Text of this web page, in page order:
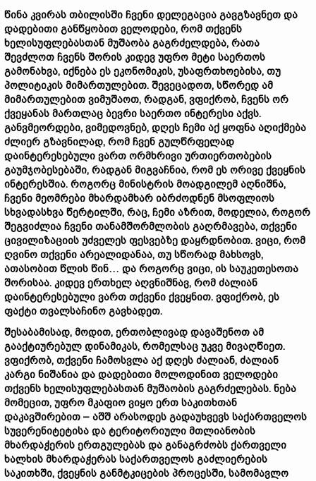
წინა კვირას თბილისში ჩვენი დელეგაცია გავგზავნეთ და
დადებითი განწყობით ველოდები, რომ თქვენს
ხელისუფლებასთან მუშაობა გაგრძელდება, რათა
შევძლოთ ჩვენს შორის კიდევ უფრო მეტი საერთოს
გამონახვა, იქნება ეს ეკონომიკის, უსაფრთხოებისა, თუ
პოლიტიკის მიმართულებით. შევეცადოთ, სწორედ ამ
მიმართულებით ვიმუშაოთ, რადგან, ვფიქრობ, ჩვენს ორ
ქვეყანას მართლაც ბევრი საერთო ინტერესი აქვს.
განვმეორდები, ვიმედოვნებ, დღეს ჩემი აქ ყოფნა აღიქმება
ძლიერ გზავნილად, რომ ჩვენ გულწრფელად
დაინტერესებული ვართ ორმხრივი ურთიერთობების
გაუმჯობესებაში, რადგან მიგვაჩნია, რომ ეს ორივე ქვეყნის
ინტერესშია. როგორც მინისტრის მოადგილემ აღნიშნა,
ჩვენი მეომრები მხარდამხარ იბრძოდნენ მსოფლიოს
სხვადასხვა წერტილში, რაც, ჩემი აზრით, მოდელია, როგორ
შეგვიძლია ჩვენი თანამშორმლობის გაღრმავება, თქვენი
ცივილიზაციის უძველეს ფესვებზე დაყრდნობით. ვიცი, რომ
ღვინო თქვენი არეალიდანაა, თუ სწორად მახსოვს,
ათასობით წლის წინ… და როგორც ვიცი, ის საუკეთესოთა
შორისაა. კიდევ ერთხელ აღვნიშნავ, რომ ძალიან
დაინტერესებული ვართ თქვენი ქვეყნით. ვფიქრობ, ეს
ფაქტი თვალსაჩინო გავხადეთ.
შესაბამისად, მოდით, ერთობლივად დავაშენოთ ამ
გააქტიურებულ დინამიკას, რომელსაც უკვე მივაღწიეთ.
ვფიქრობ, თქვენი ჩამოსვლა აქ დღეს ძალიან, ძალიან
კარგი ნიშანია და დადებითი მოლოდინით ველოდები
თქვენს ხელისუფლებასთან მუშაობის გაგრძელებას. ნება
მომეცით, უფრო მკაფიო ვიყო ერთ საკითხთან
დაკავშირებით – აშშ არასოდეს გადაუხვევს საქართველოს
სუვერენიტეტისა და ტერიტორიული მთლიანობის
მხარდაჭერის ერთგულებას და განაგრძობს ქართველი
ხალხის მხარდაჭერას საქართველოს გაძლიერების
საკითხში, ქვეყნის განმტკიცების პროცესში, სამომავლო